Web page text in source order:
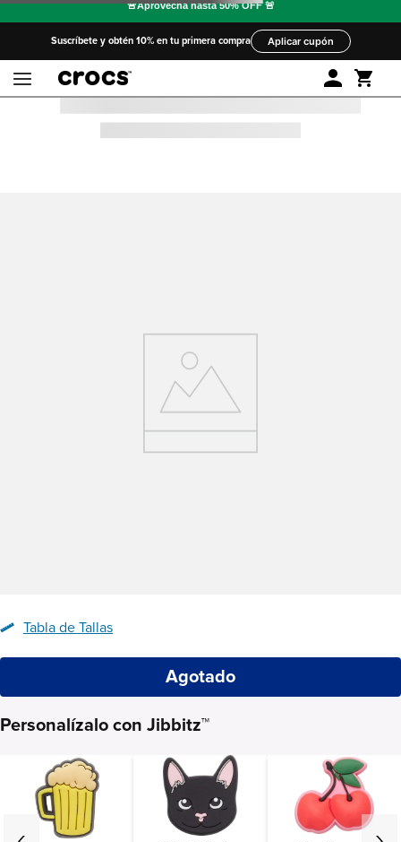
Suscríbete y obtén 10% en tu primera compra Aplicar cupón
Tabla de Tallas
Agotado
Personalízalo con Jibbitz™